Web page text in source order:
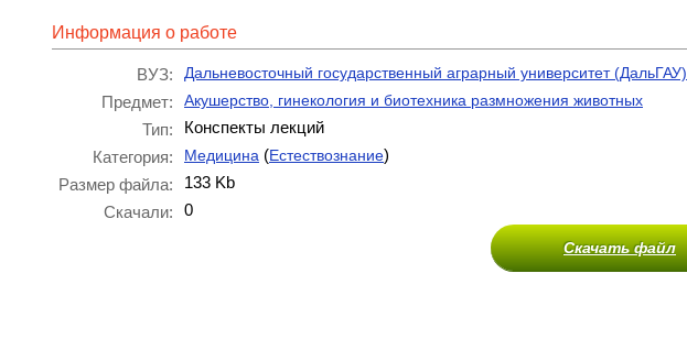
Информация о работе
ВУЗ: Дальневосточный государственный аграрный университет (ДальГАУ)
Предмет: Акушерство, гинекология и биотехника размножения животных
Тип:
Конспекты лекций
Категория:
Медицина (Естествознание)
Размер файла:
133 Kb
Скачали:
0
Скачать файл